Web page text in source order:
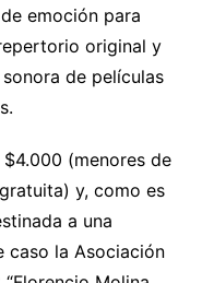
emoción para
original y
de películas
(menores de
y, como es
a una
caso la Asociación